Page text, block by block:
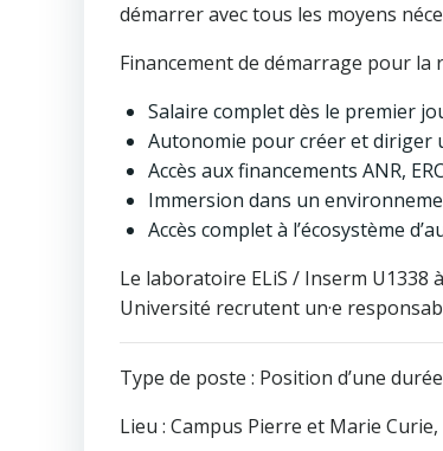
démarrer avec tous les moyens
Financement de démarrage pour la
Salaire complet dès le premier
Autonomie pour créer et diriger
Accès aux financements ANR,
Immersion dans un
Accès complet à l’écosystème
Le laboratoire ELiS / Inserm
Université recrutent un·e
Type de poste : Position d’une
Lieu : Campus Pierre et Marie Curie,